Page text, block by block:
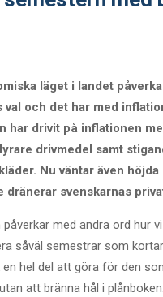
läget i landet
val och det har med
har drivit på inflationen
drivmedel samt
Nu väntar även
dränerar svenskarnas
med andra ord hur
såväl semestrar som
hel del att göra för den
att bränna hål i